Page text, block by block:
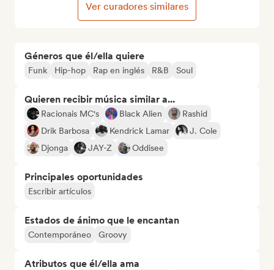
Géneros que él/ella quiere
Funk Hip-hop Rap en inglés R&B Soul
Quieren recibir música similar a...
Racionais MC's Black Alien
Rashid
Drik Barbosa
Kendrick Lamar
J. Cole
Djonga
JAY-Z Oddisee
Principales oportunidades
Escribir artículos
Estados de ánimo que le encantan
Contemporáneo Groovy
Atributos que él/ella ama
Ver curadores similares